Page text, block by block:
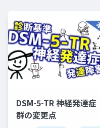
DSM-5-TR 神経発達症
群の変更点